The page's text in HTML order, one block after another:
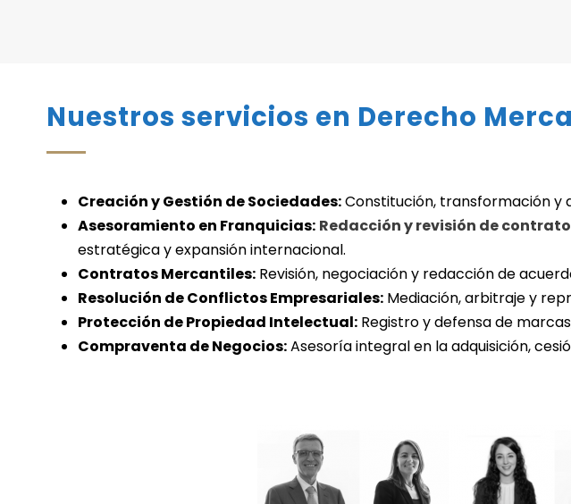
Nuestros servicios en Derecho
Creación y Gestión de Sociedades:Constitución, transformación y
Asesoramiento en Franquicias: Redacción y revisión de
estratégica y expansión internacional.
Contratos Mercantiles: Revisión, negociación y redacción de
Resolución de Conflictos Empresariales: Mediación, arbitraje y
Protección de Propiedad Intelectual: Registro y defensa de
Compraventa de Negocios:Asesoría integral en la adquisición,